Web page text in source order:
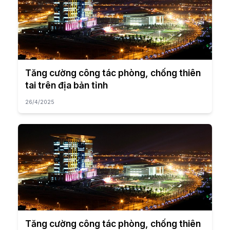
Tăng cường công tác phòng, chống thiên
tai trên địa bản tỉnh
26/4/2025
Tăng cường công tác phòng, chống thiên